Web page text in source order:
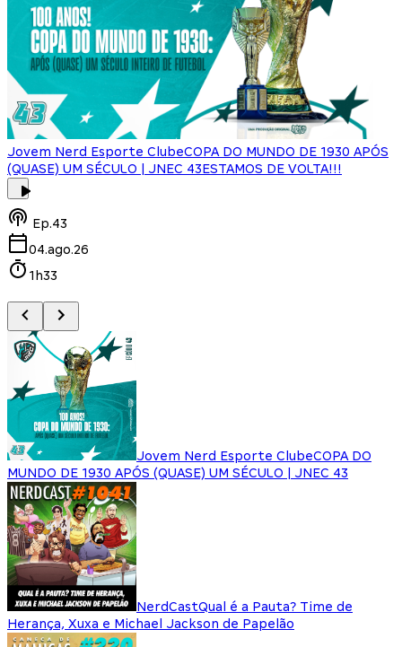
Jovem Nerd Esporte ClubeCOPA DO MUNDO DE 1930 APÓS
(QUASE) UM SÉCULO | JNEC 43ESTAMOS DE VOLTA!!!
Ep.43
04.ago.26
1h33
Jovem Nerd Esporte ClubeCOPA DO
MUNDO DE 1930 APÓS (QUASE) UM SÉCULO | JNEC 43
NerdCastQual é a Pauta? Time de
Herança, Xuxa e Michael Jackson de Papelão